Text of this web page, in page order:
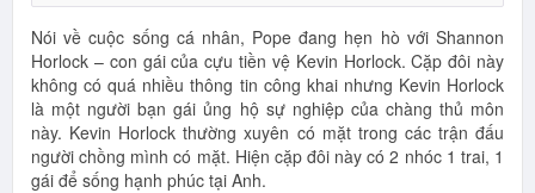
Nói về cuộc sống cá nhân, Pope đang hẹn hò với Shannon
Horlock – con gái của cựu tiền vệ Kevin Horlock. Cặp đôi này
không có quá nhiều thông tin công khai nhưng Kevin Horlock
là một người bạn gái ủng hộ sự nghiệp của chàng thủ môn
này. Kevin Horlock thường xuyên có mặt trong các trận đấu
người chồng mình có mặt. Hiện cặp đôi này có 2 nhóc 1 trai, 1
gái để sống hạnh phúc tại Anh.